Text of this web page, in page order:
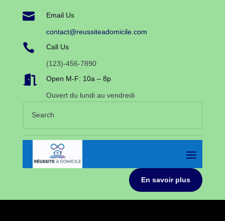
 Email Us
contact@reussiteadomicile.com
 Call Us
(123)-456-7890
 Open M-F: 10a – 8p
Ouvert du lundi au vendredi
En savoir plus